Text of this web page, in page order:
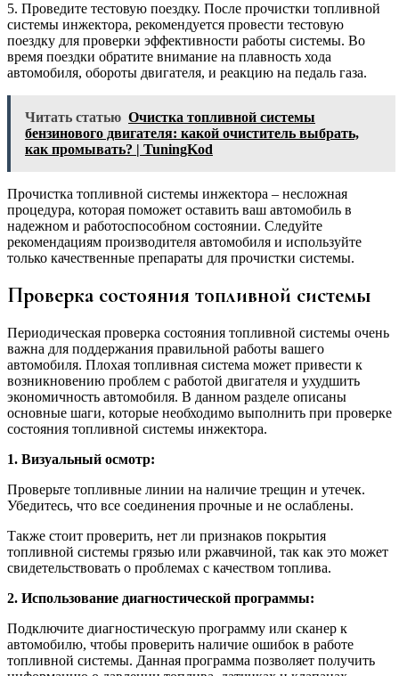
5. Проведите тестовую поездку. После прочистки топливной
системы инжектора, рекомендуется провести тестовую
поездку для проверки эффективности работы системы. Во
время поездки обратите внимание на плавность хода
автомобиля, обороты двигателя, и реакцию на педаль газа.
Читать статью Очистка топливной системы
бензинового двигателя: какой очиститель выбрать,
как промывать? | TuningKod
Прочистка топливной системы инжектора – несложная
процедура, которая поможет оставить ваш автомобиль в
надежном и работоспособном состоянии. Следуйте
рекомендациям производителя автомобиля и используйте
только качественные препараты для прочистки системы.
Проверка состояния топливной системы
Периодическая проверка состояния топливной системы очень
важна для поддержания правильной работы вашего
автомобиля. Плохая топливная система может привести к
возникновению проблем с работой двигателя и ухудшить
экономичность автомобиля. В данном разделе описаны
основные шаги, которые необходимо выполнить при проверке
состояния топливной системы инжектора.
1. Визуальный осмотр:
Проверьте топливные линии на наличие трещин и утечек.
Убедитесь, что все соединения прочные и не ослаблены.
Также стоит проверить, нет ли признаков покрытия
топливной системы грязью или ржавчиной, так как это может
свидетельствовать о проблемах с качеством топлива.
2. Использование диагностической программы:
Подключите диагностическую программу или сканер к
автомобилю, чтобы проверить наличие ошибок в работе
топливной системы. Данная программа позволяет получить